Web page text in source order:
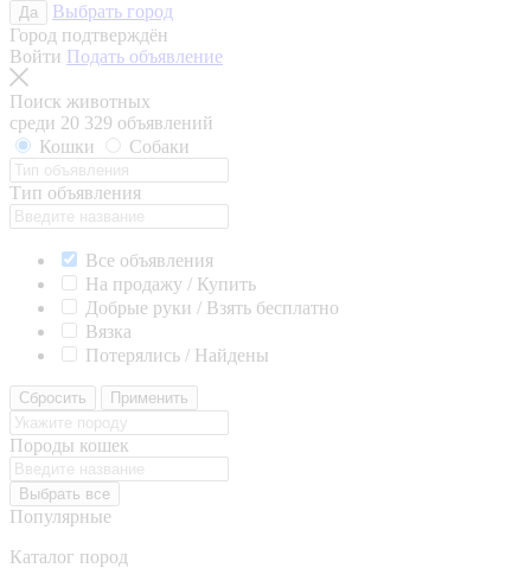
Да
Выбрать город
Город подтверждён
Войти Подать объявление
Поиск животных
среди 20 329 объявлений
Кошки
Собаки
Тип объявления
Все объявления
На продажу / Купить
Добрые руки / Взять бесплатно
Вязка
Потерялись / Найдены
Сбросить Применить
Породы кошек
Выбрать все
Популярные
Каталог пород